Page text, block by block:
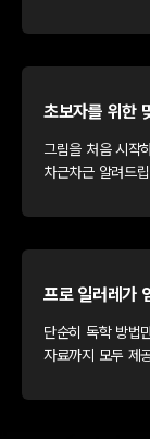
초보자를 위한
그림을 처음 시작
차근차근 알려드
프로 일러레가
단순히 독학 방법
자료까지 모두 제